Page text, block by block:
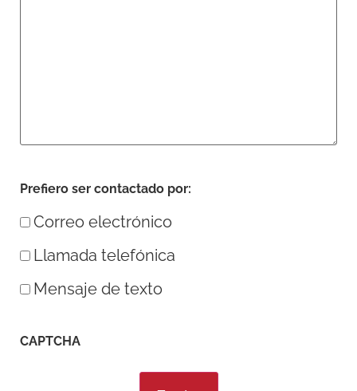
Prefiero ser contactado por:
Correo electrónico
Llamada telefónica
Mensaje de texto
CAPTCHA